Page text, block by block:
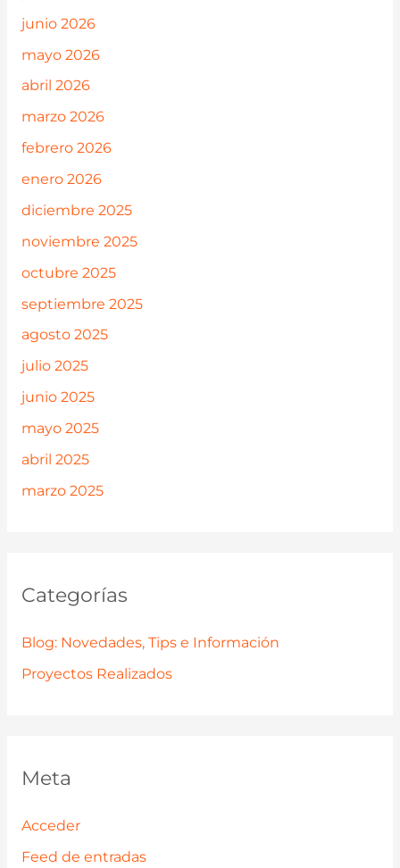
junio 2026
mayo 2026
abril 2026
marzo 2026
febrero 2026
enero 2026
diciembre 2025
noviembre 2025
octubre 2025
septiembre 2025
agosto 2025
julio 2025
junio 2025
mayo 2025
abril 2025
marzo 2025
Categorías
Blog: Novedades, Tips e Información
Proyectos Realizados
Meta
Acceder
Feed de entradas